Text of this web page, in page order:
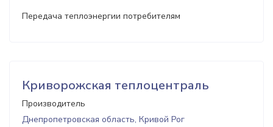
Передача теплоэнергии потребителям
Криворожская теплоцентраль
Производитель
Днепропетровская область, Кривой Рог